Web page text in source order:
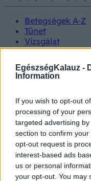
EgészségKalauz -
Information
If you wish to opt-out
processing of your
targeted advertising
section to confirm
opt-out request is
interest-based ads
us or personal
your opt-out. You may
Betegségek A-Z
Tünet
Vizsgálat
Kezelés
Életmódváltás
Kutatás
Prevenció
Videók
Kisállatok
#allergia #influenza
#orvosmeteorológia
#pajzsmirigy#reflux
Regisztráció